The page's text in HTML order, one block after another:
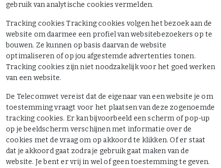
gebruik van analytische cookies vermelden.
Tracking cookies Tracking cookies volgen het bezoek aan de
website om daarmee een profiel van websitebezoekers op te
bouwen. Ze kunnen op basis daarvan de website
optimaliseren of op jou afgestemde advertenties tonen.
Tracking cookies zijn niet noodzakelijk voor het goed werken
van een website.
De Telecomwet vereist dat de eigenaar van een website je om
toestemming vraagt voor het plaatsen van deze zogenoemde
tracking cookies. Er kan bijvoorbeeld een scherm of pop-up
op je beeldscherm verschijnen met informatie over de
cookies met de vraag om op akkoord te klikken. Of er staat
dat je akkoord gaat zodra je gebruik gaat maken van de
website. Je bent er vrij in wel of geen toestemming te geven.